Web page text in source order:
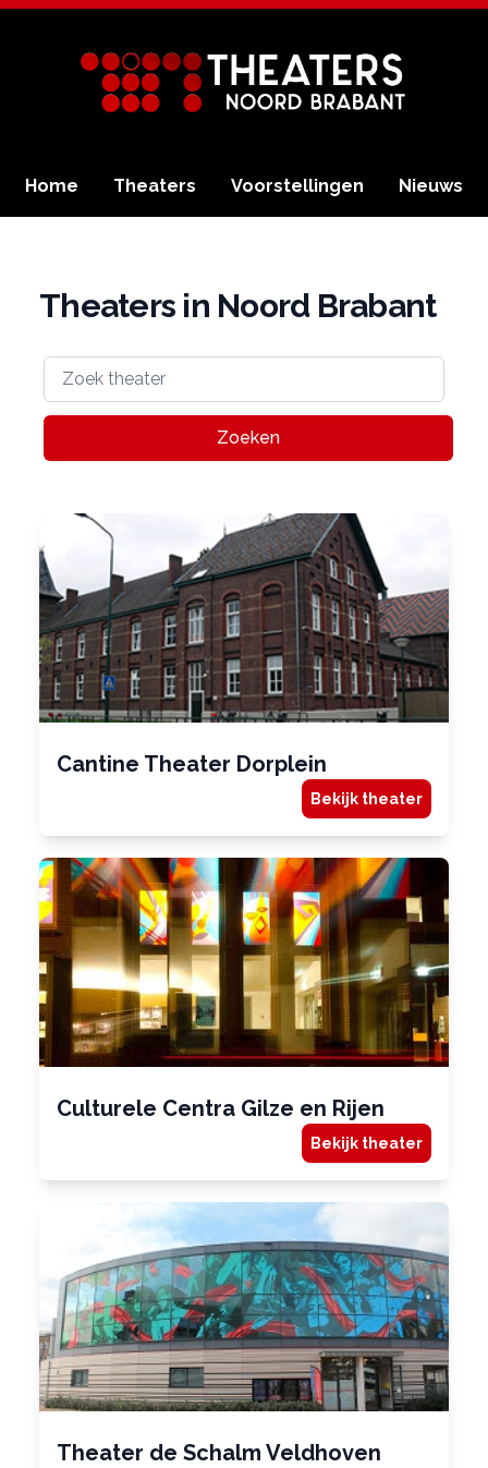
Home Theaters Voorstellingen Nieuws
Theaters in Noord Brabant
Zoeken
Cantine Theater Dorplein
Bekijk theater
Culturele Centra Gilze en Rijen
Bekijk theater
Theater de Schalm Veldhoven